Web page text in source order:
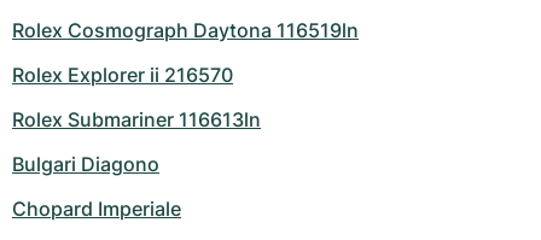
Rolex Cosmograph Daytona 116519ln
Rolex Explorer ii 216570
Rolex Submariner 116613ln
Bulgari Diagono
Chopard Imperiale